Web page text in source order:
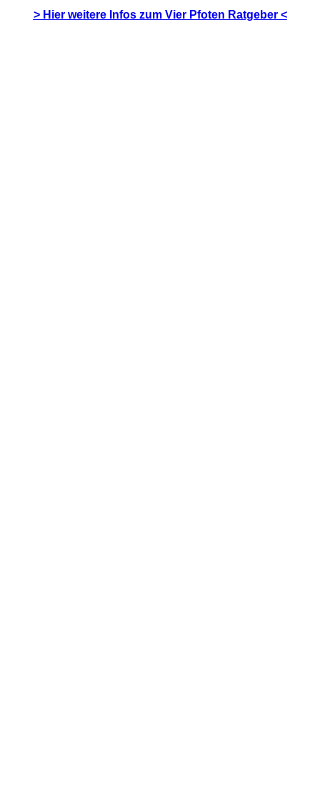
> Hier weitere Infos zum Vier Pfoten Ratgeber <